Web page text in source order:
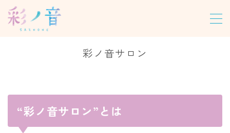
レッスン
彩ノ音サロン
“彩ノ音サロン”とは